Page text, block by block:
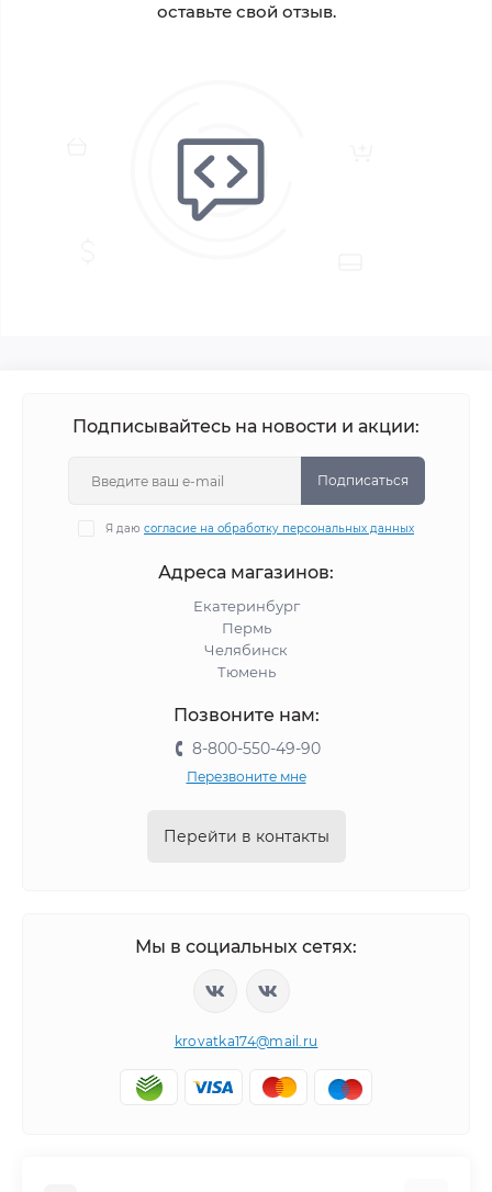
оставьте свой отзыв.
Подписывайтесь на новости и акции:
Подписаться
Я даю согласие на обработку персональных данных
Адреса магазинов:
Екатеринбург
Пермь
Челябинск
Тюмень
Позвоните нам:
8-800-550-49-90
Перезвоните мне
Перейти в контакты
Мы в социальных сетях:
krovatka174@mail.ru